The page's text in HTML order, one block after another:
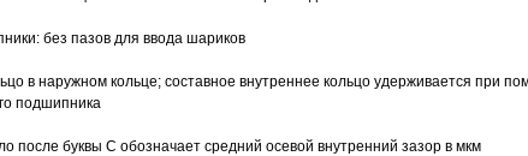
без пазов для ввода шариков
в наружном кольце; составное внутреннее кольцо удерживается при
подшипника
после буквы С обозначает средний осевой внутренний зазор в мкм